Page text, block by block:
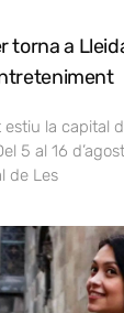
torna a
la capital
5 al 16
de Les